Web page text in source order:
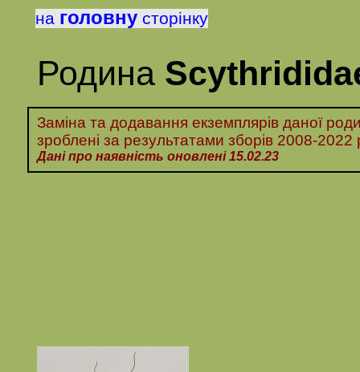
на головну сторінку
Родина
Заміна та додавання екземплярів даної
зроблені за результатами зборів 2008-2022
Дані про наявність оновлені 15.02.23